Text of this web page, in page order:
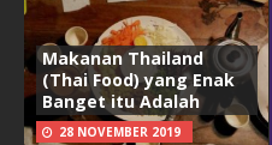
Makanan Thailand
(Thai Food) yang Enak
Banget itu Adalah
28 NOVEMBER 2019